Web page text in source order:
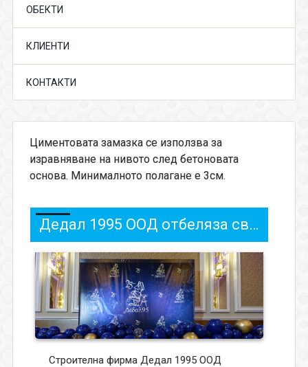
ОБЕКТИ
КЛИЕНТИ
КОНТАКТИ
Циментовата замазка се използва за
изравняване на нивото след бетоновата
основа. Минималното полагане е 3см.
Дедал 1995 ООД отбеляза своята 25-та годишнина
Строителна фирма Дедал 1995 ООД